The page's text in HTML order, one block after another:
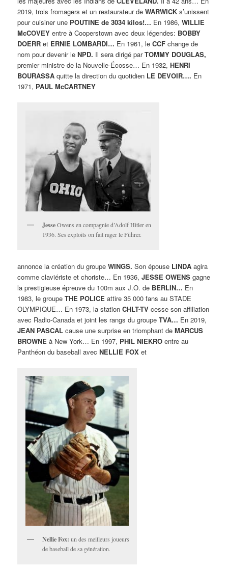
2019, trois fromagers et un restaurateur deWARWICK s’unissent
pour cuisiner une POUTINE de 3034 kilos!… En 1986,WILLIE
McCOVEY entre à Cooperstown avec deux légendes: BOBBY
DOERR et ERNIE LOMBARDI… En 1961, leCCF change de
nom pour devenir leNPD. Il sera dirigé parTOMMY DOUGLAS,
premier ministre de la Nouvelle-Écosse… En 1932,HENRI
BOURASSA quitte la direction du quotidien LE DEVOIR…. En
1971, PAUL McCARTNEY
JesseOwens en compagnie d’Adolf Hitler en
1936. Ses exploits on fait rager le Führer.
annonce la création du groupeWINGS. Son épouse LINDA agira
comme claviériste et choriste… En 1936,JESSE OWENS gagne
la prestigieuse épreuve du 100m aux J.O. de BERLIN… En
1983, le groupeTHE POLICE attire 35 000 fans au STADE
OLYMPIQUE… En 1973, la stationCHLT-TV cesse son affiliation
avec Radio-Canada et joint les rangs du groupeTVA… En 2019,
JEAN PASCAL cause une surprise en triomphant deMARCUS
BROWNE à New York… En 1997, PHIL NIEKRO entre au
Panthéon du baseball avecNELLIE FOX et
Nellie Fox: un des meilleurs joueurs
de baseball de sa génération.